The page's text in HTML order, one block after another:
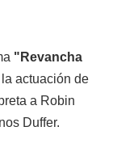
"Revancha
actuación de
a Robin
Duffer.